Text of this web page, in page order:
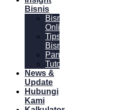
Bisnis
Bisnis
Online
Tips
Bisnis
Panduan
Tutorial
News &
Update
Hubungi
Kami